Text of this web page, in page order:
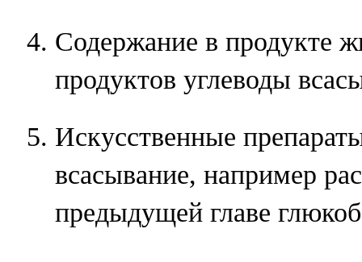
Содержание в продукте
продуктов углеводы
Искусственные
всасывание, например
предыдущей главе